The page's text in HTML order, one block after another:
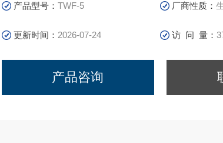
产品型号： TWF-5 厂商性质：
更新时间： 2026-07-24 访 问 量：
产品咨询